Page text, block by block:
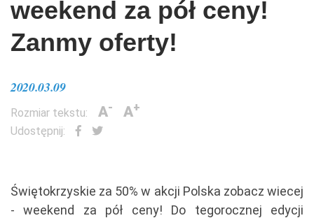
weekend za pół ceny!
Zanmy oferty!
2020.03.09
Rozmiar tekstu: A- A+
Udostępnij:
Świętokrzyskie za 50% w akcji Polska zobacz wiecej
- weekend za pół ceny! Do tegorocznej edycji